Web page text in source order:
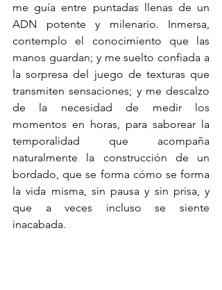
me guía entre puntadas llenas de un
ADN potente y milenario. Inmersa,
contemplo el conocimiento que las
manos guardan; y me suelto confiada a
la sorpresa del juego de texturas que
transmiten sensaciones; y me descalzo
de la necesidad de medir los
momentos en horas, para saborear la
temporalidad que acompaña
naturalmente la construcción de un
bordado, que se forma cómo se forma
la vida misma, sin pausa y sin prisa, y
que a veces incluso se siente
inacabada.